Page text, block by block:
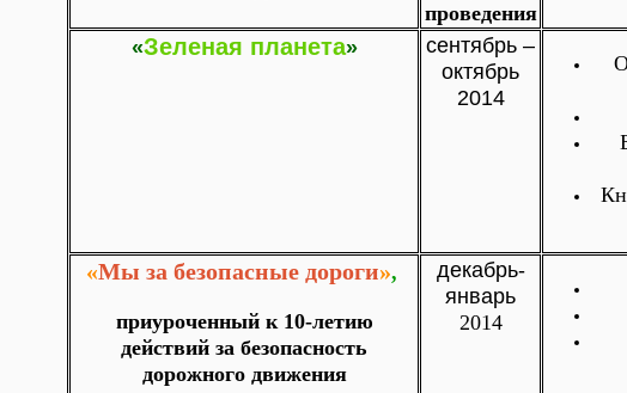
проведения
«Зеленая планета»
сентябрь –
октябрь
2014
«Мы за безопасные дороги»,
приуроченный к 10-летию
действий за безопасность
дорожного движения
декабрь-
январь
2014